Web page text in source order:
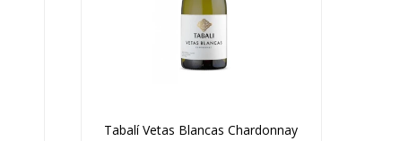
Tabalí Vetas Blancas Chardonnay